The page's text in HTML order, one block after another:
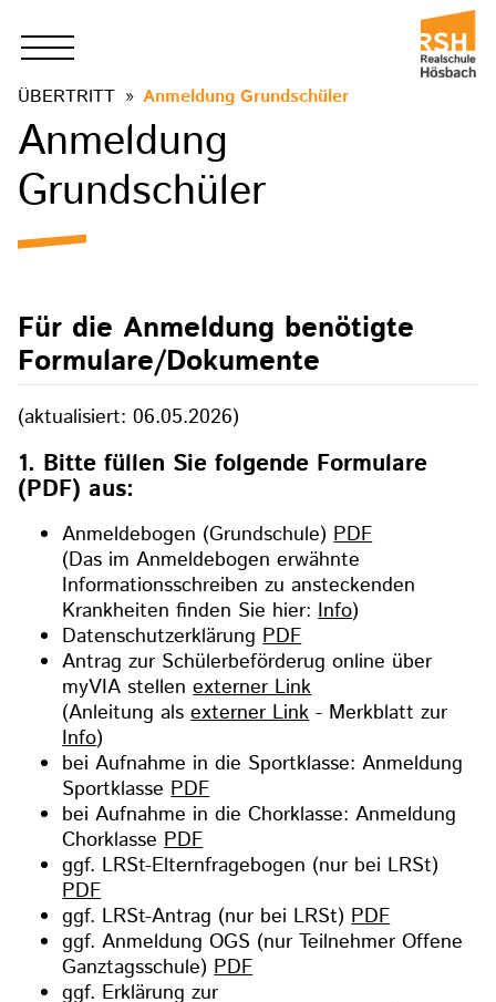
ÜBERTRITT Anmeldung Grundschüler
Anmeldung
Grundschüler
Für die Anmeldung benötigte
Formulare/Dokumente
(aktualisiert: 06.05.2026)
1. Bitte füllen Sie folgende Formulare
(PDF) aus:
Anmeldebogen (Grundschule)PDF
(Das im Anmeldebogen erwähnte
Informationsschreiben zu ansteckenden
Krankheiten finden Sie hier:Info)
DatenschutzerklärungPDF
Antrag zur Schülerbeförderug online über
myVIA stellenexterner Link
(Anleitung alsexterner Link- Merkblatt zur
Info)
bei Aufnahme in die Sportklasse: Anmeldung
SportklassePDF
bei Aufnahme in die Chorklasse: Anmeldung
ChorklassePDF
ggf. LRSt-Elternfragebogen (nur bei LRSt)
PDF
ggf. LRSt-Antrag (nur bei LRSt)PDF
ggf. Anmeldung OGS (nur Teilnehmer Offene
Ganztagsschule)PDF
ggf. Erklärung zur